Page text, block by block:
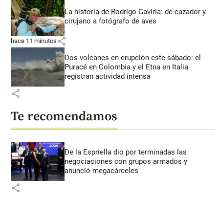
La historia de Rodrigo Gaviria: de cazador y
cirujano a fotógrafo de aves
hace 11 minutos share
Dos volcanes en erupción este sábado: el
Puracé en Colombia y el Etna en Italia
registran actividad intensa
share
Te recomendamos
De la Espriella dio por terminadas las
negociaciones con grupos armados y
anunció megacárceles
share